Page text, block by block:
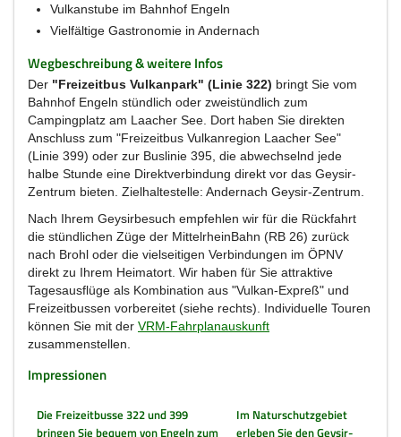
Vulkanstube im Bahnhof Engeln
Vielfältige Gastronomie in Andernach
Wegbeschreibung & weitere Infos
Der "Freizeitbus Vulkanpark" (Linie 322) bringt Sie vom
Bahnhof Engeln stündlich oder zweistündlich zum
Campingplatz am Laacher See. Dort haben Sie direkten
Anschluss zum "Freizeitbus Vulkanregion Laacher See"
(Linie 399) oder zur Buslinie 395, die abwechselnd jede
halbe Stunde eine Direktverbindung direkt vor das Geysir-
Zentrum bieten. Zielhaltestelle: Andernach Geysir-Zentrum.
Nach Ihrem Geysirbesuch empfehlen wir für die Rückfahrt
die stündlichen Züge der MittelrheinBahn (RB 26) zurück
nach Brohl oder die vielseitigen Verbindungen im ÖPNV
direkt zu Ihrem Heimatort. Wir haben für Sie attraktive
Tagesausflüge als Kombination aus "Vulkan-Expreß" und
Freizeitbussen vorbereitet (siehe rechts). Individuelle Touren
können Sie mit der VRM-Fahrplanauskunft
zusammenstellen.
Impressionen
Die Freizeitbusse 322 und 399
bringen Sie bequem von Engeln zum
Im Naturschutzgebiet
erleben Sie den Geysir-